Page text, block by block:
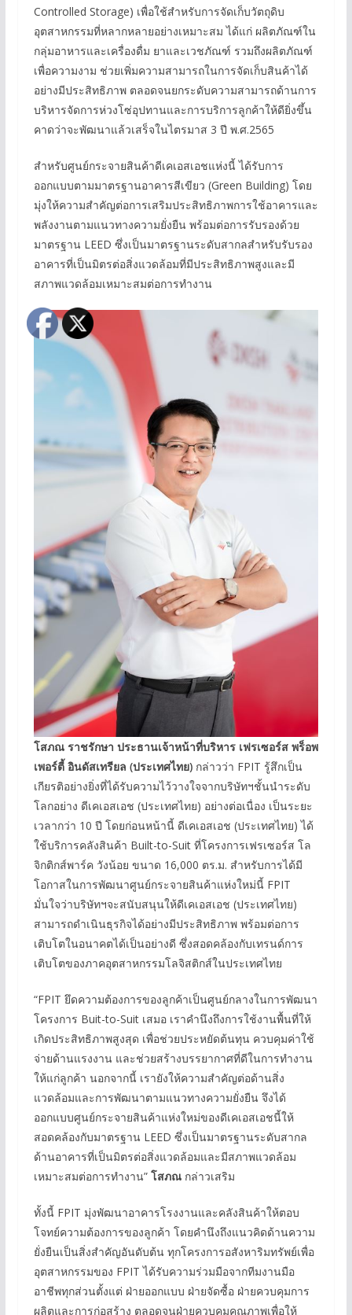
Controlled Storage) เพื่อใช้สำหรับการจัดเก็บวัตถุดิบ
อุตสาหกรรมที่หลากหลายอย่างเหมาะสม ได้แก่ ผลิตภัณฑ์ใน
กลุ่มอาหารและเครื่องดื่ม ยาและเวชภัณฑ์ รวมถึงผลิตภัณฑ์
เพื่อความงาม ช่วยเพิ่มความสามารถในการจัดเก็บสินค้าได้
อย่างมีประสิทธิภาพ ตลอดจนยกระดับความสามารถด้านการ
บริหารจัดการห่วงโซ่อุปทานและการบริการลูกค้าให้ดียิ่งขึ้น
คาดว่าจะพัฒนาแล้วเสร็จในไตรมาส 3 ปี พ.ศ.2565
สำหรับศูนย์กระจายสินค้าดีเคเอสเอชแห่งนี้ ได้รับการ
ออกแบบตามมาตรฐานอาคารสีเขียว (Green Building) โดย
มุ่งให้ความสำคัญต่อการเสริมประสิทธิภาพการใช้อาคารและ
พลังงานตามแนวทางความยั่งยืน พร้อมต่อการรับรองด้วย
มาตรฐาน LEED ซึ่งเป็นมาตรฐานระดับสากลสำหรับรับรอง
อาคารที่เป็นมิตรต่อสิ่งแวดล้อมที่มีประสิทธิภาพสูงและมี
สภาพแวดล้อมเหมาะสมต่อการทำงาน
โสภณ ราชรักษา ประธานเจ้าหน้าที่บริหาร เฟรเซอร์ส พร็อพ
เพอร์ตี้ อินดัสเทรียล (ประเทศไทย)กล่าวว่า FPIT รู้สึกเป็น
เกียรติอย่างยิ่งที่ได้รับความไว้วางใจจากบริษัทฯชั้นนำระดับ
โลกอย่าง ดีเคเอสเอช (ประเทศไทย) อย่างต่อเนื่อง เป็นระยะ
เวลากว่า 10 ปี โดยก่อนหน้านี้ ดีเคเอสเอช (ประเทศไทย) ได้
ใช้บริการคลังสินค้า Built-to-Suit ที่โครงการเฟรเซอร์ส โล
จิกติกส์พาร์ค วังน้อย ขนาด 16,000 ตร.ม. สำหรับการได้มี
โอกาสในการพัฒนาศูนย์กระจายสินค้าแห่งใหม่นี้ FPIT
มั่นใจว่าบริษัทฯจะสนับสนุนให้ดีเคเอสเอช (ประเทศไทย)
สามารถดำเนินธุรกิจได้อย่างมีประสิทธิภาพ พร้อมต่อการ
เติบโตในอนาคตได้เป็นอย่างดี ซึ่งสอดคล้องกับเทรนด์การ
เติบโตของภาคอุตสาหกรรมโลจิสติกส์ในประเทศไทย
“FPIT ยึดความต้องการของลูกค้าเป็นศูนย์กลางในการพัฒนา
โครงการ Buit-to-Suit เสมอ เราคำนึงถึงการใช้งานพื้นที่ให้
เกิดประสิทธิภาพสูงสุด เพื่อช่วยประหยัดต้นทุน ควบคุมค่าใช้
จ่ายด้านแรงงาน และช่วยสร้างบรรยากาศที่ดีในการทำงาน
ให้แก่ลูกค้า นอกจากนี้ เรายังให้ความสำคัญต่อด้านสิ่ง
แวดล้อมและการพัฒนาตามแนวทางความยั่งยืน จึงได้
ออกแบบศูนย์กระจายสินค้าแห่งใหม่ของดีเคเอสเอชนี้ให้
สอดคล้องกับมาตรฐาน LEED ซึ่งเป็นมาตรฐานระดับสากล
ด้านอาคารที่เป็นมิตรต่อสิ่งแวดล้อมและมีสภาพแวดล้อม
เหมาะสมต่อการทำงาน” โสภณกล่าวเสริม
ทั้งนี้ FPIT มุ่งพัฒนาอาคารโรงงานและคลังสินค้าให้ตอบ
โจทย์ความต้องการของลูกค้า โดยคำนึงถึงแนวคิดด้านความ
ยั่งยืนเป็นสิ่งสำคัญอันดับต้น ทุกโครงการอสังหาริมทรัพย์เพื่อ
อุตสาหกรรมของ FPIT ได้รับความร่วมมือจากทีมงานมือ
อาชีพทุกส่วนตั้งแต่ ฝ่ายออกแบบ ฝ่ายจัดซื้อ ฝ่ายควบคุมการ
ผลิตและการก่อสร้าง ตลอดจนฝ่ายควบคุมคุณภาพเพื่อให้